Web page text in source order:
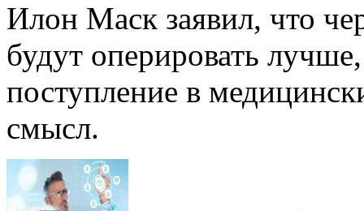
Илон Маск заявил, что
будут оперировать
поступление в
смысл.